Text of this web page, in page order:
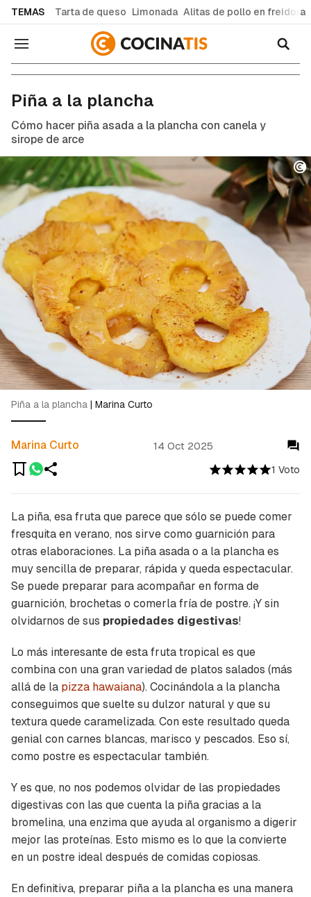
TEMAS Tarta de queso Limonada Alitas de pollo en freidora
Navegación
Piña a la plancha
Cómo hacer piña asada a la plancha con canela y
sirope de arce
1 Voto
Marina Curto 14 Oct 2025
Piña a la plancha | Marina Curto
La piña, esa fruta que parece que sólo se puede comer
fresquita en verano, nos sirve como guarnición para
otras elaboraciones. La piña asada o a la plancha es
muy sencilla de preparar, rápida y queda espectacular.
Se puede preparar para acompañar en forma de
guarnición, brochetas o comerla fría de postre. ¡Y sin
olvidarnos de sus propiedades digestivas!
Lo más interesante de esta fruta tropical es que
combina con una gran variedad de platos salados (más
allá de la pizza hawaiana). Cocinándola a la plancha
conseguimos que suelte su dulzor natural y que su
textura quede caramelizada. Con este resultado queda
genial con carnes blancas, marisco y pescados. Eso sí,
como postre es espectacular también.
Y es que, no nos podemos olvidar de las propiedades
digestivas con las que cuenta la piña gracias a la
bromelina, una enzima que ayuda al organismo a digerir
mejor las proteínas. Esto mismo es lo que la convierte
en un postre ideal después de comidas copiosas.
En definitiva, preparar piña a la plancha es una manera